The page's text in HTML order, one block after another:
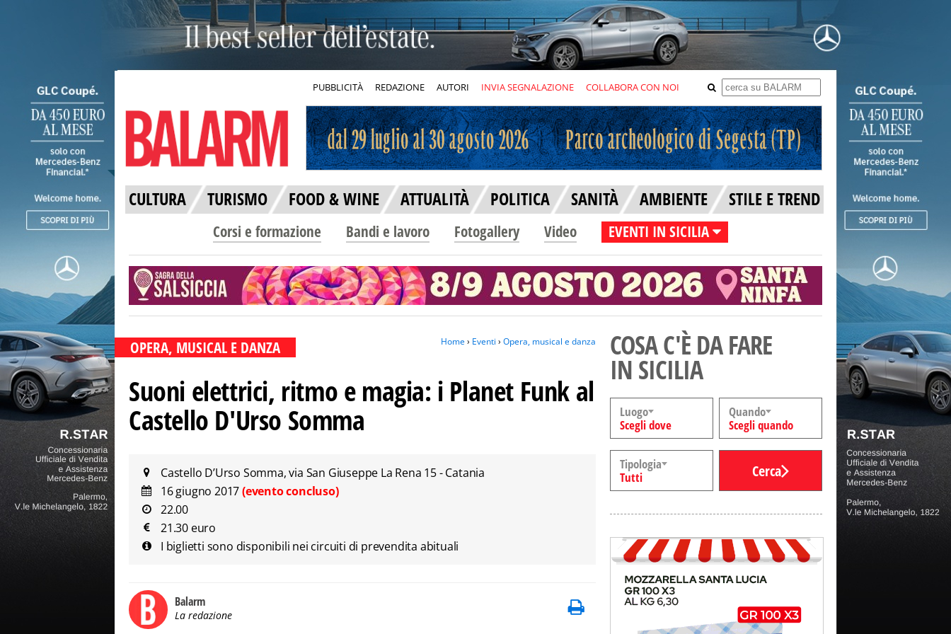
PUBBLICITÀ REDAZIONE AUTORI INVIA SEGNALAZIONE COLLABORA CON NOI
CULTURA TURISMO FOOD & WINE ATTUALITÀ POLITICA SANITÀ AMBIENTE STILE E TREND
Corsi e formazione Bandi e lavoro Fotogallery Video EVENTI IN SICILIA
OPERA, MUSICAL E DANZA Home› Eventi › Opera, musical e danza
Suoni elettrici, ritmo e magia: i Planet Funk al
Castello D'Urso Somma
Castello D’Urso Somma, via San Giuseppe La Rena 15 - Catania
16 giugno 2017(evento concluso)
22.00
21.30 euro
I biglietti sono disponibili nei circuiti di prevendita abituali
Balarm
La redazione
COSA C'È DA FARE
IN SICILIA
Luogo
Scegli dove
Quando
Scegli quando
Tipologia
Tutti
Cerca